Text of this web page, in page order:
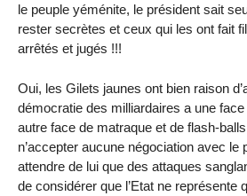
le peuple yéménite, le président sait
rester secrètes et ceux qui les ont fait
arrêtés et jugés !!!
Oui, les Gilets jaunes ont bien raison
démocratie des milliardaires a une
autre face de matraque et de flash-
n’accepter aucune négociation avec le
attendre de lui que des attaques
de considérer que l’Etat ne représente